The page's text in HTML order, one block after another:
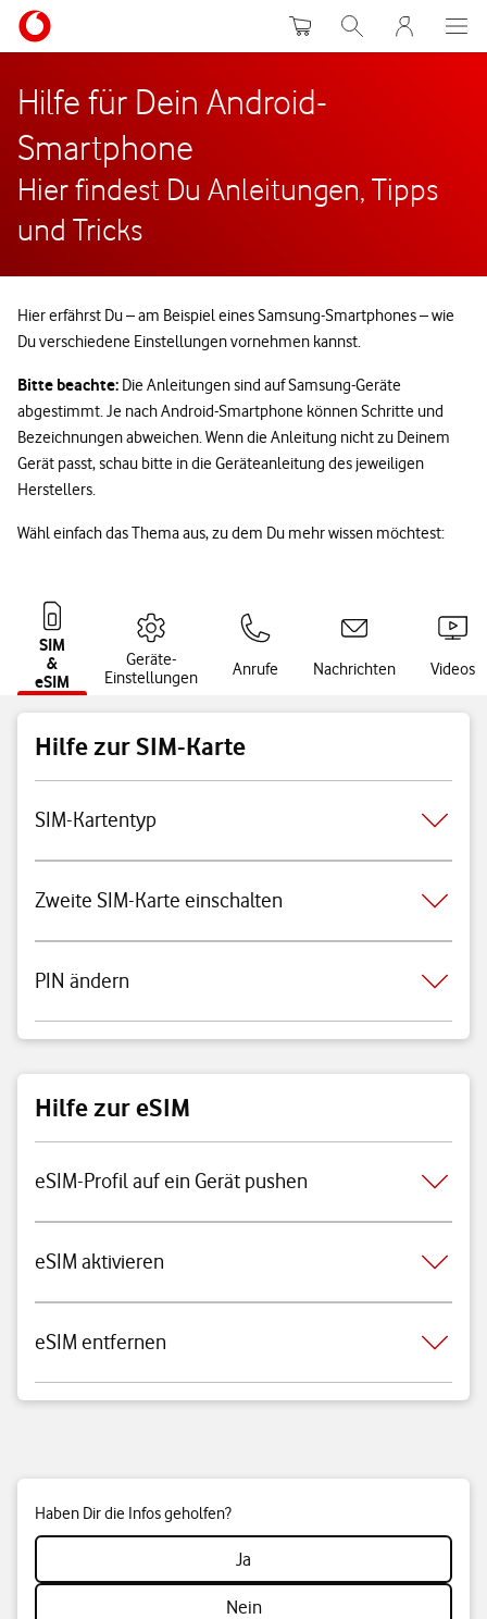
WarenkorbSuche MeinVodafone
Hilfe für Dein Android-
Smartphone
Hier findest Du Anleitungen, Tipps
und Tricks
Hier erfährst Du – am Beispiel eines Samsung-Smartphones – wie
Du verschiedene Einstellungen vornehmen kannst.
Bitte beachte: Die Anleitungen sind auf Samsung-Geräte
abgestimmt. Je nach Android-Smartphone können Schritte und
Bezeichnungen abweichen. Wenn die Anleitung nicht zu Deinem
Gerät passt, schau bitte in die Geräteanleitung des jeweiligen
Herstellers.
Wähl einfach das Thema aus, zu dem Du mehr wissen möchtest:
SIM
&
eSIM
Geräte-
Einstellungen
Anrufe Nachrichten Videos
Hilfe zur SIM-Karte
SIM-Kartentyp
Zweite SIM-Karte einschalten
PIN ändern
Hilfe zur eSIM
eSIM-Profil auf ein Gerät pushen
eSIM aktivieren
eSIM entfernen
Haben Dir die Infos geholfen?
Ja
Nein